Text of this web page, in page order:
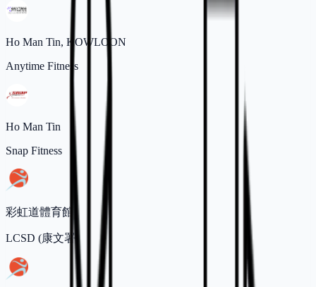
Ho Man Tin, KOWLOON
Anytime Fitness
Ho Man Tin
Snap Fitness
彩虹道體育館
LCSD (康文署)